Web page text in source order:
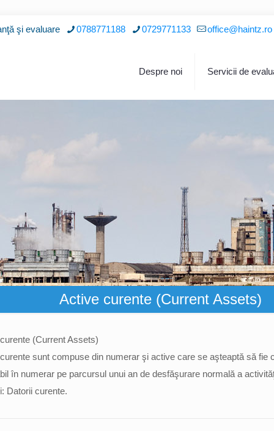
şi evaluare 0788771188 0729771133 office@haintz.ro
Despre noi Servicii de
Active curente (Current Assets)
(Current Assets)
sunt compuse din numerar şi active care se aşteaptă să fie
în numerar pe parcursul unui an de desfăşurare normală a
Datorii curente.